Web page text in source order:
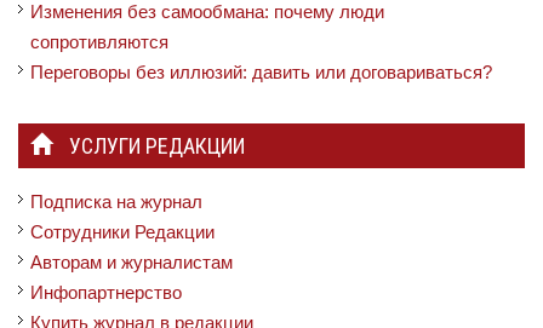
Изменения без самообмана: почему люди
сопротивляются
Переговоры без иллюзий: давить или договариваться?
УСЛУГИ РЕДАКЦИИ
Подписка на журнал
Сотрудники Редакции
Авторам и журналистам
Инфопартнерство
Купить журнал в редакции